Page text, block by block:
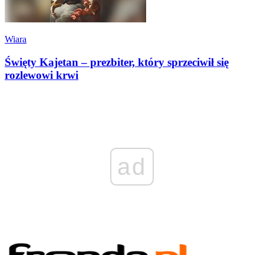
Wiara
Święty Kajetan – prezbiter, który sprzeciwił się
rozlewowi krwi
ad